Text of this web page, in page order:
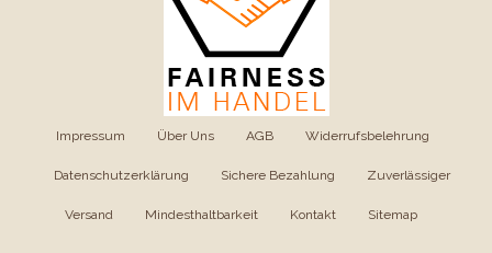
Impressum Über Uns AGB Widerrufsbelehrung
Datenschutzerklärung Sichere Bezahlung Zuverlässiger
Versand Mindesthaltbarkeit Kontakt Sitemap